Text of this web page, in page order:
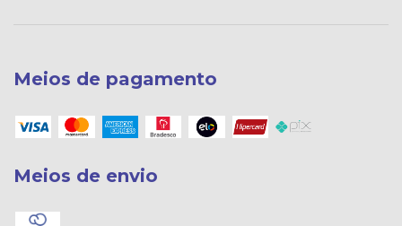
Meios de pagamento
Meios de envio